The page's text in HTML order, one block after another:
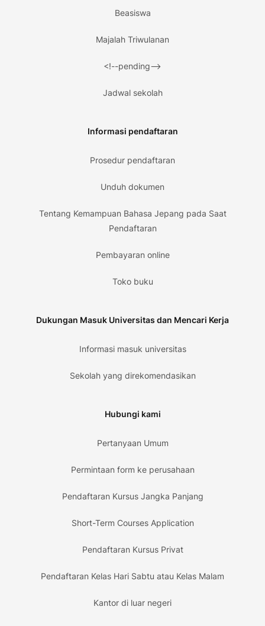
Beasiswa
Majalah Triwulanan
<!--pending-->
Jadwal sekolah
Informasi pendaftaran
Prosedur pendaftaran
Unduh dokumen
Tentang Kemampuan Bahasa Jepang pada Saat
Pendaftaran
Pembayaran online
Toko buku
Dukungan Masuk Universitas dan Mencari Kerja
Informasi masuk universitas
Sekolah yang direkomendasikan
Hubungi kami
Pertanyaan Umum
Permintaan form ke perusahaan
Pendaftaran Kursus Jangka Panjang
Short-Term Courses Application
Pendaftaran Kursus Privat
Pendaftaran Kelas Hari Sabtu atau Kelas Malam
Kantor di luar negeri